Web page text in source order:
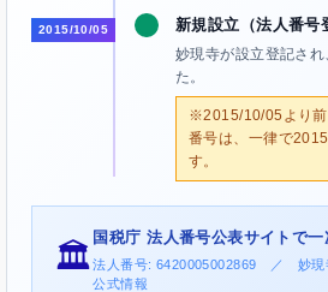
2015/10/05 新規設立（法人番号
妙現寺が設立登記さ
た。
※2015/10/05より前
番号は、一律で
す。
🏛️
国税庁 法人番号公表サイトで
法人番号: 6420005002869 ／ 妙現
公式情報